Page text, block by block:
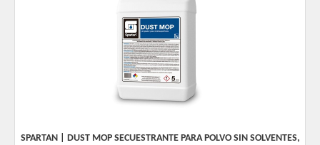
SPARTAN | DUST MOP SECUESTRANTE PARA POLVO SIN SOLVENTES,